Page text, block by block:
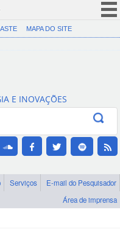
CORONAVÍRUS (COVID-19)
Canais
MAPA DO SITE
E INOVAÇÕES
Serviços
E-mail do Pesquisador
Área de imprensa